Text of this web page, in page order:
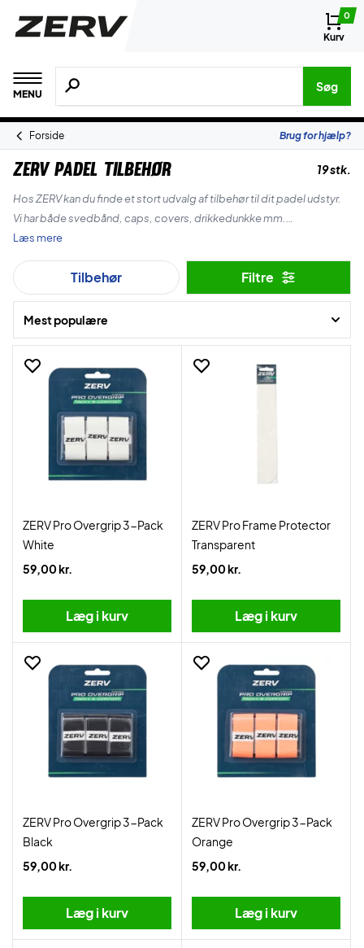
0
Kurv
MENU
Søg efter produkter, mærker etc.
Søg
Forside Brug for hjælp?
ZERV Padel tilbehør 19 stk.
Hos ZERV kan du finde et stort udvalg af tilbehør til dit padel udstyr.
Vi har både svedbånd, caps, covers, drikkedunkke mm.
ZERV tilbehør til padel!
Læs mere
Tilbehør Filtre
Mest populære
ZERV Pro Overgrip 3-Pack
White
59,00 kr.
Læg i kurv
ZERV Pro Frame Protector
Transparent
59,00 kr.
Læg i kurv
ZERV Pro Overgrip 3-Pack
Black
59,00 kr.
Læg i kurv
ZERV Pro Overgrip 3-Pack
Orange
59,00 kr.
Læg i kurv